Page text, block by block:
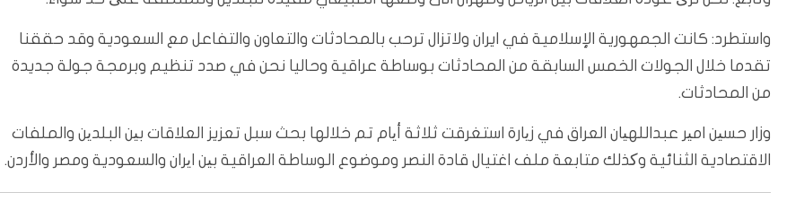
واستطرد: كانت الجمهورية الإسلامية في ايران ولاتزال ترحب بالمحادثات والتعاون والتفاعل مع السعودية وقد حققنا
تقدما خلال الجولات الخمس السابقة من المحادثات بوساطة عراقية وحاليا نحن في صدد تنظيم وبرمجة جولة جديدة
من المحادثات.
وزار حسین امیر عبداللهیان العراق في زیارة استغرقت ثلاثة أیام تم خلالها بحث سبل تعزيز العلاقات بین البلدین والملفات
الاقتصادية الثنائية وکذلك متابعة ملف اغتيال قادة النصر وموضوع الوساطة العراقية بین ایران والسعودية ومصر والأردن.